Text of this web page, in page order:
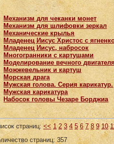
Механизм для чеканки монет
Механизм для шлифовки зеркал
Механические крылья
Младенец Иисус Христос с
Младенец Иисус, набросок
Многогранники с картушами
Моделирование вечного
Можжевельник и картуш
Морская драга
Мужская голова. Серия карикатур.
Мужская карикатура
Набосок головы Чезаре Борджиа
страниц:<< 1 2 3 4 5 6 7 8 9 10
страниц: 357